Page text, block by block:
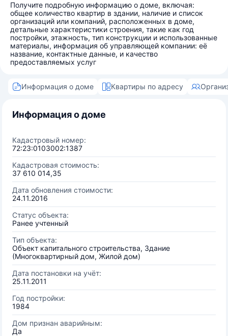
Получите подробную информацию о доме, включая:
общее количество квартир в здании, наличие и список
организаций или компаний, расположенных в доме,
детальные характеристики строения, такие как год
постройки, этажность, тип конструкции и использованные
материалы, информация об управляющей компании: её
название, контактные данные, и качество
предоставляемых услуг
Информация о доме Квартиры по адресу
Информация о доме
Кадастровый номер:
72:23:0103002:1387
Кадастровая стоимость:
37 610 014,35
Дата обновления стоимости:
24.11.2016
Статус объекта:
Ранее учтенный
Тип объекта:
Объект капитального строительства, Здание
(Многоквартирный дом, Жилой дом)
Дата постановки на учёт:
25.11.2011
Год постройки:
1984
Дом признан аварийным:
Да